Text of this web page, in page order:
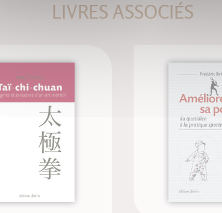
LIVRES ASSOCIÉS